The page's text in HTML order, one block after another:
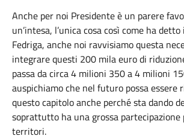
Anche per noi Presidente è un parere
un’intesa, l’unica cosa così come ha
Fedriga, anche noi ravvisiamo questa
integrare questi 200 mila euro di
passa da circa 4 milioni 350 a 4 milioni
auspichiamo che nel futuro possa essere
questo capitolo anche perché sta dando
soprattutto ha una grossa
territori.